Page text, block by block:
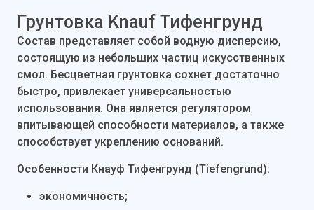
Грунтовка Knauf Тифенгрунд
Состав представляет собой водную дисперсию,
состоящую из небольших частиц искусственных
смол. Бесцветная грунтовка сохнет достаточно
быстро, привлекает универсальностью
использования. Она является регулятором
впитывающей способности материалов, а также
способствует укреплению оснований.
Особенности Кнауф Тифенгрунд (Tiefengrund):
экономичность;